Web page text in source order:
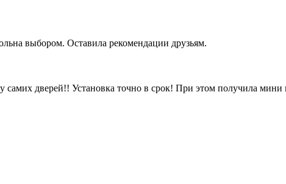
выбором. Оставила рекомендации друзьям.
самих дверей!! Установка точно в срок! При этом получила